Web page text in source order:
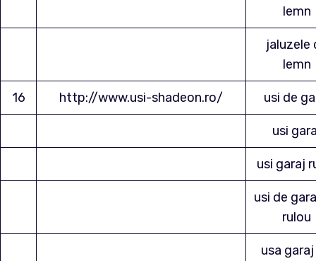
lemn
jaluzele
lemn
16 http://www.usi-shadeon.ro/ usi de
usi
usi garaj
usi de
rulou
usa